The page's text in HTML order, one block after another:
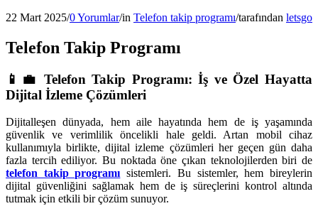
22 Mart 2025/0 Yorumlar/in Telefon takip programı/tarafından letsgo
Telefon Takip Programı
📱💼 Telefon Takip Programı: İş ve Özel Hayatta
Dijital İzleme Çözümleri
Dijitalleşen dünyada, hem aile hayatında hem de iş yaşamında
güvenlik ve verimlilik öncelikli hale geldi. Artan mobil cihaz
kullanımıyla birlikte, dijital izleme çözümleri her geçen gün daha
fazla tercih ediliyor. Bu noktada öne çıkan teknolojilerden biri de
telefon takip programısistemleri. Bu sistemler, hem bireylerin
dijital güvenliğini sağlamak hem de iş süreçlerini kontrol altında
tutmak için etkili bir çözüm sunuyor.